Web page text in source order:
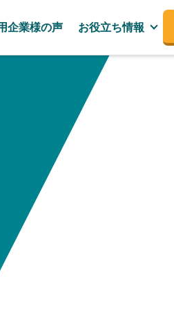
企業様の声 お役立ち情報